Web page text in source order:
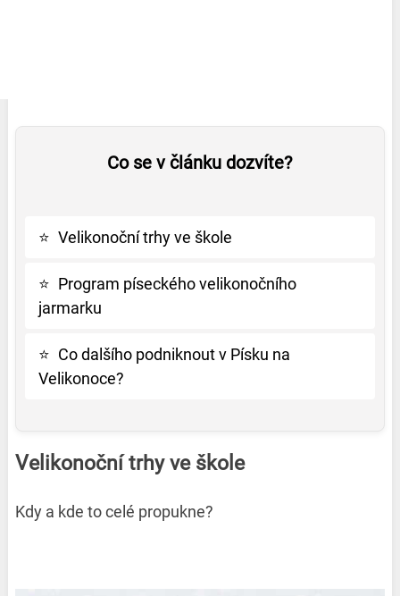
Co se v článku dozvíte?
⭐ Velikonoční trhy ve škole
⭐ Program píseckého velikonočního
jarmarku
⭐ Co dalšího podniknout v Písku na
Velikonoce?
Velikonoční trhy ve škole
Kdy a kde to celé propukne?